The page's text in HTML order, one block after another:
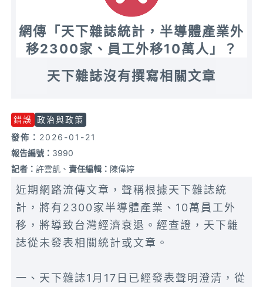
網傳「天下雜誌統計，半導體產業外
移2300家、員工外移10萬人」？
天下雜誌沒有撰寫相關文章
錯誤 政治與政策
發佈： 2026-01-21
報告編號： 3990
記者：許雲凱、責任編輯： 陳偉婷
近期網路流傳文章，聲稱根據天下雜誌統
計，將有2300家半導體產業、10萬員工外
移，將導致台灣經濟衰退。經查證，天下雜
誌從未發表相關統計或文章。
一、天下雜誌1月17日已經發表聲明澄清，從